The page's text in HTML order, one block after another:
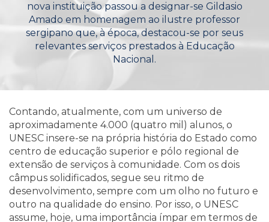
nova instituição passou a designar-se Gildasio
Amado em homenagem ao ilustre professor
sergipano que, à época, destacou-se por seus
relevantes serviços prestados à Educação
Nacional.
Contando, atualmente, com um universo de
aproximadamente 4.000 (quatro mil) alunos, o
UNESC insere-se na própria história do Estado como
centro de educação superior e pólo regional de
extensão de serviços à comunidade. Com os dois
câmpus solidificados, segue seu ritmo de
desenvolvimento, sempre com um olho no futuro e
outro na qualidade do ensino. Por isso, o UNESC
assume, hoje, uma importância ímpar em termos de